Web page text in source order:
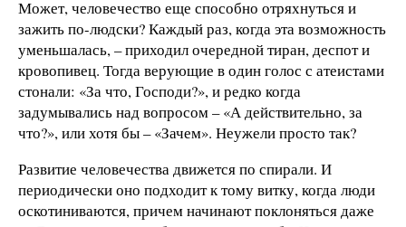
Может, человечество еще способно отряхнуться и
зажить по-людски? Каждый раз, когда эта возможность
уменьшалась, – приходил очередной тиран, деспот и
кровопивец. Тогда верующие в один голос с атеистами
стонали: «За что, Господи?», и редко когда
задумывались над вопросом – «А действительно, за
что?», или хотя бы – «Зачем». Неужели просто так?
Развитие человечества движется по спирали. И
периодически оно подходит к тому витку, когда люди
оскотиниваются, причем начинают поклоняться даже